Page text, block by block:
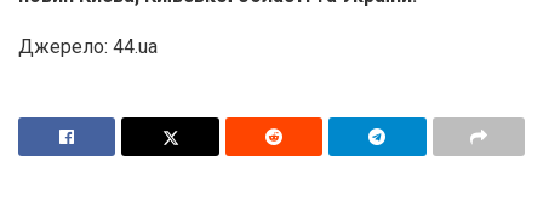
Джерело: 44.ua